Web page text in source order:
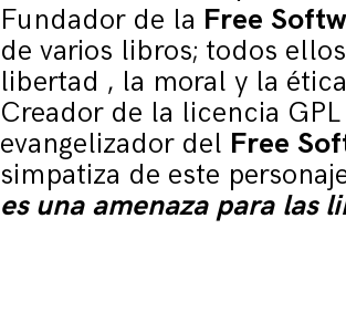
Fundador de la Free
de varios libros; todos
libertad , la moral y la
Creador de la licencia
evangelizador del Free
simpatiza de este
es una amenaza para las